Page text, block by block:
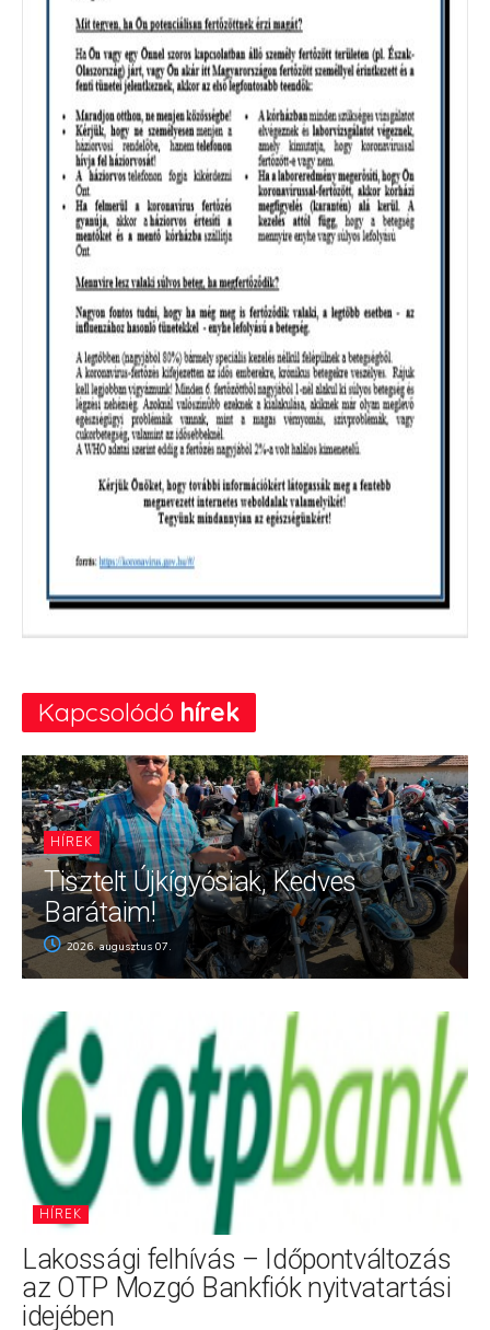
Kapcsolódó hírek
HÍREK
Tisztelt Újkígyósiak, Kedves
Barátaim!
2026. augusztus 07.
HÍREK
Lakossági felhívás – Időpontváltozás
az OTP Mozgó Bankfiók nyitvatartási
idejében